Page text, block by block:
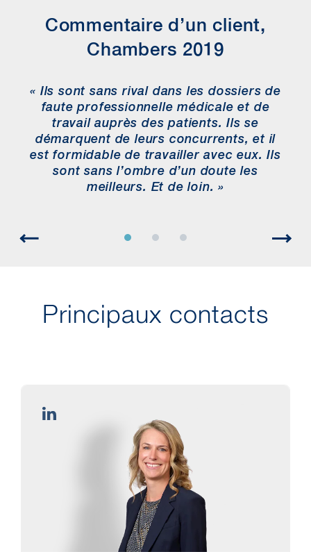
nos clients pour déterminer les
risques et les occasions
diverses réclamations.
Commentaire d’un client,
Chambers 2019
« Ils sont sans rival dans les dossiers de
faute professionnelle médicale et de
travail auprès des patients. Ils se
démarquent de leurs concurrents, et il
est formidable de travailler avec eux. Ils
sont sans l’ombre d’un doute les
meilleurs. Et de loin. »
Principaux contacts